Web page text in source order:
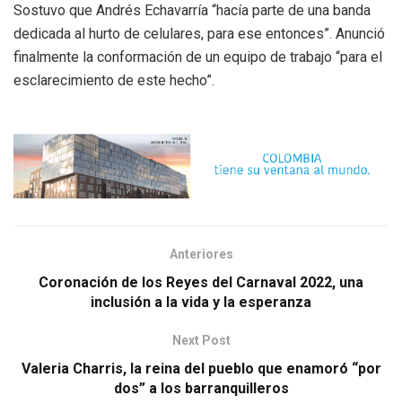
Sostuvo que Andrés Echavarría “hacía parte de una banda
dedicada al hurto de celulares, para ese entonces”. Anunció
finalmente la conformación de un equipo de trabajo “para el
esclarecimiento de este hecho”.
Anteriores
Coronación de los Reyes del Carnaval 2022, una
inclusión a la vida y la esperanza
Next Post
Valeria Charris, la reina del pueblo que enamoró “por
dos” a los barranquilleros